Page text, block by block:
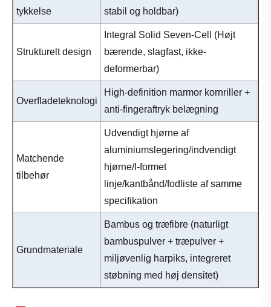
tykkelse
stabil og holdbar)
Strukturelt design
Integral Solid Seven-Cell (Højt
bærende, slagfast, ikke-
deformerbar)
Overfladeteknologi
High-definition marmor kornriller +
anti-fingeraftryk belægning
Matchende
tilbehør
Udvendigt hjørne af
aluminiumslegering/indvendigt
hjørne/I-formet
linje/kantbånd/fodliste af samme
specifikation
Grundmateriale
Bambus og træfibre (naturligt
bambuspulver + træpulver +
miljøvenlig harpiks, integreret
støbning med høj densitet)